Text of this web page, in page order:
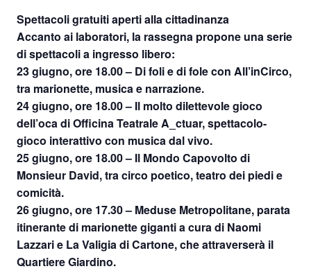
Spettacoli gratuiti aperti alla cittadinanza
Accanto ai laboratori, la rassegna propone una serie
di spettacoli a ingresso libero:
23 giugno, ore 18.00– Di foli e di fole con All’inCirco,
tra marionette, musica e narrazione.
24 giugno, ore 18.00– Il molto dilettevole gioco
dell’oca di Officina Teatrale A_ctuar, spettacolo-
gioco interattivo con musica dal vivo.
25 giugno, ore 18.00– Il Mondo Capovolto di
Monsieur David, tra circo poetico, teatro dei piedi e
comicità.
26 giugno, ore 17.30– Meduse Metropolitane, parata
itinerante di marionette giganti a cura di Naomi
Lazzari e La Valigia di Cartone, che attraverserà il
Quartiere Giardino.